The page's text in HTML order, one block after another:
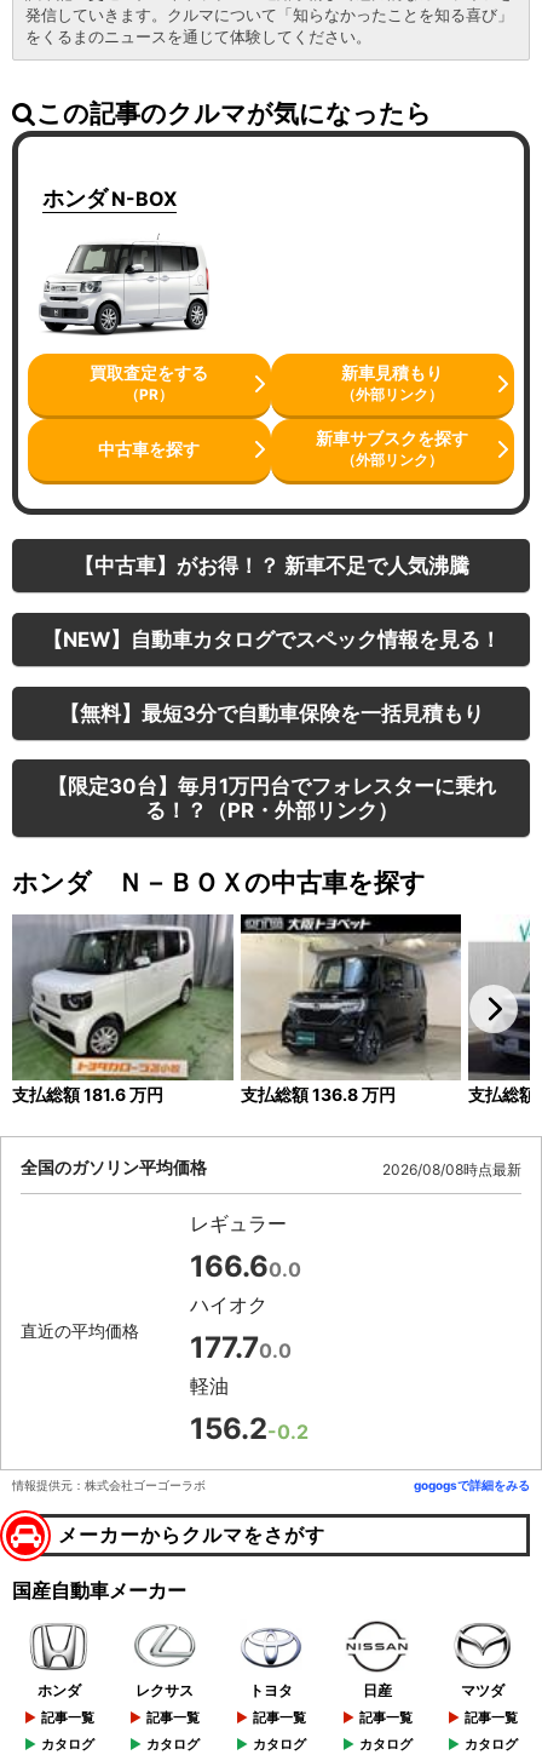
発信していきます。クルマについて「知らなかったことを知る喜び」
をくるまのニュースを通じて体験してください。
この記事のクルマが気になったら
ホンダ N-BOX
買取査定をする
（PR）
新車見積もり
（外部リンク）
中古車を探す 新車サブスクを探す
（外部リンク）
【中古車】がお得！？ 新車不足で人気沸騰
【NEW】自動車カタログでスペック情報を見る！
【無料】最短3分で自動車保険を一括見積もり
【限定30台】毎月1万円台でフォレスターに乗れ
る！？（PR・外部リンク）
ホンダ Ｎ－ＢＯＸの中古車を探す
支払総額181.6万円 支払総額136.8万円 支払総額
全国のガソリン平均価格 2026/08/08時点最新
直近の平均価格
レギュラー
166.60.0
ハイオク
177.70.0
軽油
156.2-0.2
情報提供元：株式会社ゴーゴーラボ gogogsで詳細をみる
メーカーからクルマをさがす
国産自動車メーカー
ホンダ
記事一覧
カタログ
レクサス
記事一覧
カタログ
トヨタ
記事一覧
カタログ
日産
記事一覧
カタログ
マツダ
記事一覧
カタログ